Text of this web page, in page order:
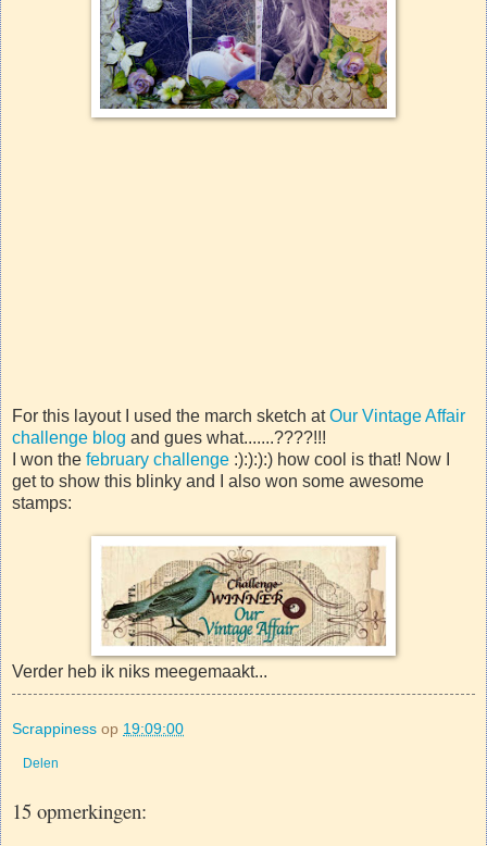
For this layout I used the march sketch atOur Vintage Affair
challenge blog and gues what.......????!!!
I won the february challenge :):):):) how cool is that! Now I
get to show this blinky and I also won some awesome
stamps:
Verder heb ik niks meegemaakt...
Scrappiness op 19:09:00
Delen
15 opmerkingen: